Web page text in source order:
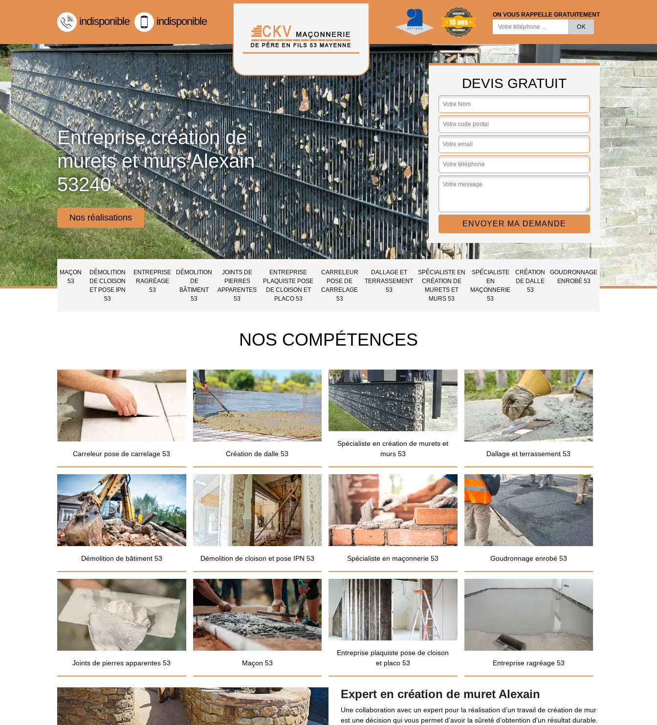
indisponible indisponible
ON VOUS RAPPELLE GRATUITEMENT
Entreprise création de
murets et murs Alexain
53240
Nos réalisations
DEVIS GRATUIT
MAÇON
53
DÉMOLITION
DE CLOISON
ET POSE IPN
53
ENTREPRISE
RAGRÉAGE
53
DÉMOLITION
DE
BÂTIMENT
53
JOINTS DE
PIERRES
APPARENTES
53
ENTREPRISE
PLAQUISTE POSE
DE CLOISON ET
PLACO 53
CARRELEUR
POSE DE
CARRELAGE
53
DALLAGE ET
TERRASSEMENT
53
SPÉCIALISTE EN
CRÉATION DE
MURETS ET
MURS 53
SPÉCIALISTE
EN
MAÇONNERIE
53
CRÉATION
DE DALLE
53
GOUDRONNAGE
ENROBÉ 53
NOS COMPÉTENCES
Carreleur pose de carrelage 53 Création de dalle 53
Spécialiste en création de murets et
murs 53
Dallage et terrassement 53
Démolition de bâtiment 53 Démolition de cloison et pose IPN 53 Spécialiste en maçonnerie 53 Goudronnage enrobé 53
Joints de pierres apparentes 53 Maçon 53
Entreprise plaquiste pose de cloison
et placo 53
Entreprise ragréage 53
Expert en création de muret Alexain
Une collaboration avec un expert pour la réalisation d’un travail de création de mur
est une décision qui vous permet d’avoir la sûreté d’obtention d’un résultat durable.